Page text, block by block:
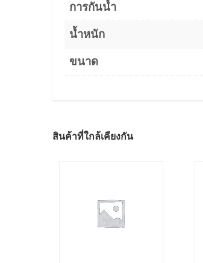
การกันน้ำ
น้ำหนัก
ขนาด
สินค้าที่ใกล้เคียงกัน